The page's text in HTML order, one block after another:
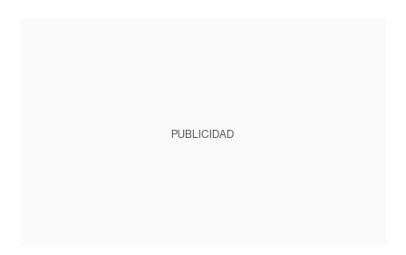
PUBLICIDAD